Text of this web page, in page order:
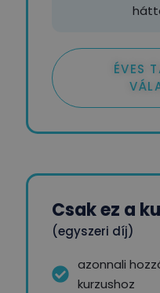
ÉVES
Csak ez a
(egyszeri díj)
azonnali
kurzushoz